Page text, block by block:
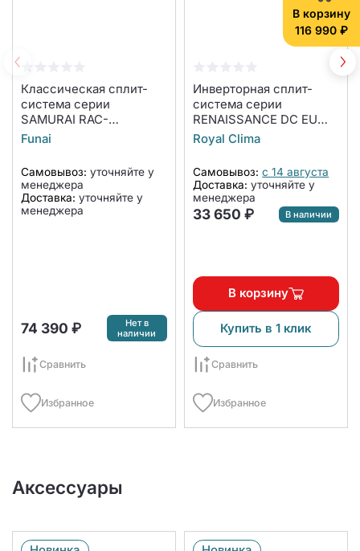
В корзину
116 990 ₽
Классическая сплит-
система серии
SAMURAI RAC-
SM70HP.D03 (комплект)
Funai
Самовывоз: уточняйте у
менеджера
Доставка: уточняйте у
менеджера
74 390 ₽
Нет в
наличии
Сравнить
Избранное
Инверторная сплит-
система серии
RENAISSANCE DC EU
INVERTER 2024 RCI-
RND24HN (комплект)
Royal Clima
Самовывоз: с 14 августа
Доставка: уточняйте у
менеджера
33 650 ₽ В наличии
В корзину
Купить в 1 клик
Сравнить
Избранное
Аксессуары